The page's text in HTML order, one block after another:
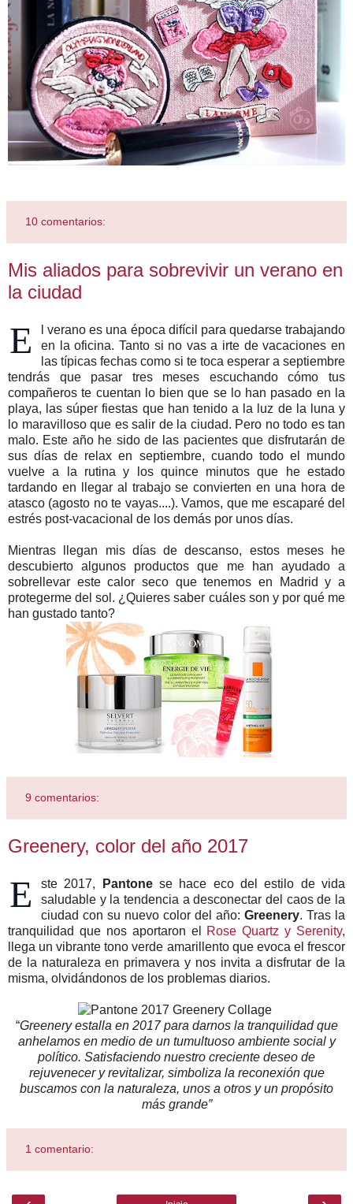
10 comentarios:
Mis aliados para sobrevivir un verano en
la ciudad
E
l verano es una época difícil para quedarse trabajando
en la oficina. Tanto si no vas a irte de vacaciones en
las típicas fechas como si te toca esperar a septiembre
tendrás que pasar tres meses escuchando cómo tus
compañeros te cuentan lo bien que se lo han pasado en la
playa, las súper fiestas que han tenido a la luz de la luna y
lo maravilloso que es salir de la ciudad. Pero no todo es tan
malo. Este año he sido de las pacientes que disfrutarán de
sus días de relax en septiembre, cuando todo el mundo
vuelve a la rutina y los quince minutos que he estado
tardando en llegar al trabajo se convierten en una hora de
atasco (agosto no te vayas....). Vamos, que me escaparé del
estrés post-vacacional de los demás por unos días.
Mientras llegan mis días de descanso, estos meses he
descubierto algunos productos que me han ayudado a
sobrellevar este calor seco que tenemos en Madrid y a
protegerme del sol. ¿Quieres saber cuáles son y por qué me
han gustado tanto?
9 comentarios:
Greenery, color del año 2017
E ste 2017, Pantonese hace eco del estilo de vida
saludable y la tendencia a desconectar del caos de la
ciudad con su nuevo color del año: Greenery. Tras la
tranquilidad que nos aportaron el Rose Quartz y Serenity,
llega un vibrante tono verde amarillento que evoca el frescor
de la naturaleza en primavera y nos invita a disfrutar de la
misma, olvidándonos de los problemas diarios.
“Greenery estalla en 2017 para darnos la tranquilidad que
anhelamos en medio de un tumultuoso ambiente social y
político. Satisfaciendo nuestro creciente deseo de
rejuvenecer y revitalizar, simboliza la reconexión que
buscamos con la naturaleza, unos a otros y un propósito
más grande”
1 comentario: